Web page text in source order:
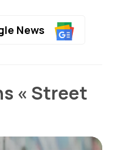
News
« Street